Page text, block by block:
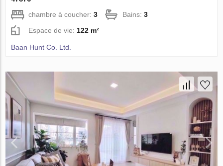
chambre à coucher:3 Bains:3
Espace de vie:122 m²
Baan Hunt Co. Ltd.